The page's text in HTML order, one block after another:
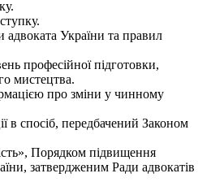
адвоката України та правил
професійної підготовки,
мистецтва.
про зміни у чинному
в спосіб, передбачений Законом
Порядком підвищення
затвердженим Ради адвокатів